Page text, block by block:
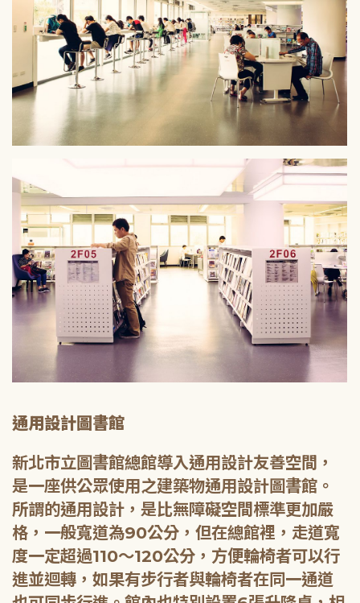
通用設計圖書館
新北市立圖書館總館導入通用設計友善空間，
是一座供公眾使用之建築物通用設計圖書館。
所謂的通用設計，是比無障礙空間標準更加嚴
格，一般寬道為90公分，但在總館裡，走道寬
度一定超過110～120公分，方便輪椅者可以行
進並迴轉，如果有步行者與輪椅者在同一通道